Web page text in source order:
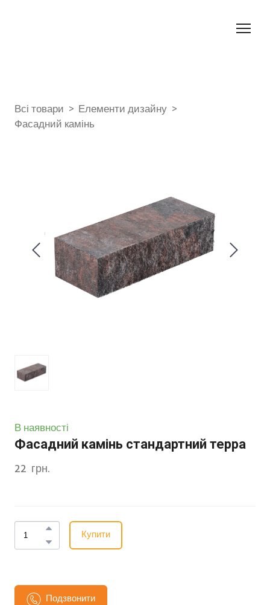
Всі товари
Елементи дизайну
Фасадний камінь
В наявності
Фасадний камінь стандартний терра
22  грн.
Купити
Подзвонити